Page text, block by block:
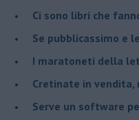
Ci sono libri che
Se pubblicassimo e
I maratoneti della
Cretinate in vendita,
Serve un software